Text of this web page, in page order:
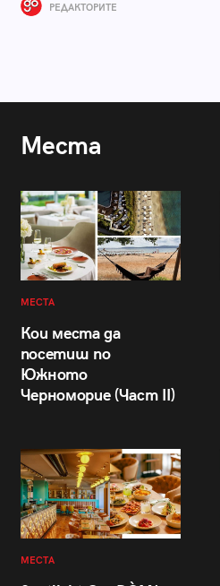
РЕДАКТОРИТЕ
Места
МЕСТА
Кои места да
посетиш по
Южното
Черноморие (Част II)
МЕСТА